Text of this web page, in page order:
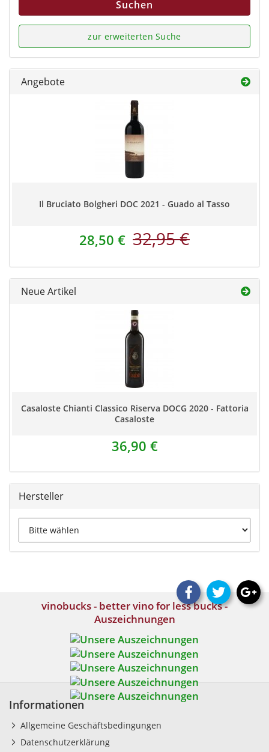
Suchen
zur erweiterten Suche
Angebote
Il Bruciato Bolgheri DOC 2021 - Guado al Tasso
28,50 € 32,95 €
Neue Artikel
Casaloste Chianti Classico Riserva DOCG 2020 - Fattoria
Casaloste
36,90 €
Hersteller
vinobucks - better vino for less bucks -
Auszeichnungen
Informationen
Allgemeine Geschäftsbedingungen
Datenschutzerklärung